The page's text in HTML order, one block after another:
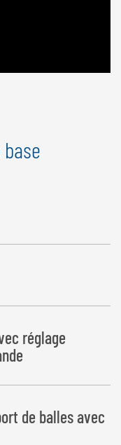
réglage
de balles avec